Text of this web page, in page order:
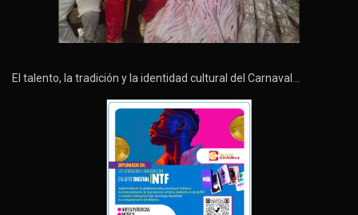
El talento, la tradición y la identidad cultural del Carnaval…